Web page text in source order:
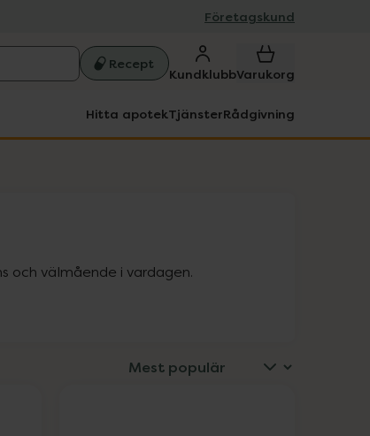
Företagskund
Recept
KundklubbVarukorg
Hitta apotekTjänsterRådgivning
och välmående i vardagen.